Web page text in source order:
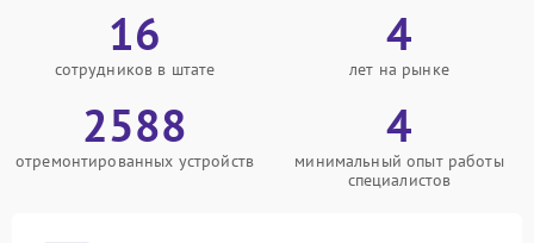
16
сотрудников в штате
4
лет на рынке
2588
отремонтированных устройств
4
минимальный опыт работы
специалистов